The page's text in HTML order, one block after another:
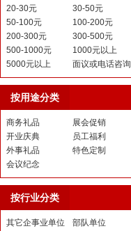
20-30元
30-50元
50-100元
100-200元
200-300元
300-500元
500-1000元
1000元以上
5000元以上
面议或电话咨询
按用途分类
商务礼品
展会促销
开业庆典
员工福利
外事礼品
特色定制
会议纪念
按行业分类
其它企事业单位
部队单位